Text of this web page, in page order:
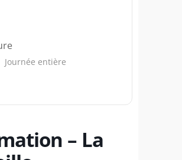
Journée entière
– La